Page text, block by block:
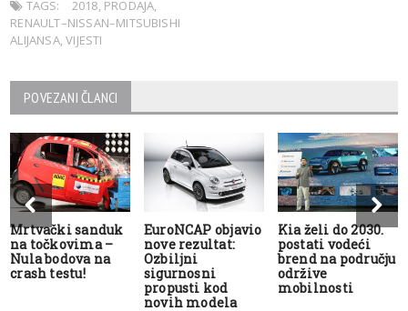
TAGS:
2018 PRODAJA
RENAULT–NISSAN–MITSUBISHI
ALIJANSA,VIJESTI
POVEZANI ČLANCI
Mrtvački sanduk
na točkovima –
Nula bodova na
crash testu!
EuroNCAP objavio
nove rezultat:
Ozbiljni
sigurnosni
propusti kod
novih modela
Kia želi do 2030.
postati vodeći
brend na području
održive
mobilnosti